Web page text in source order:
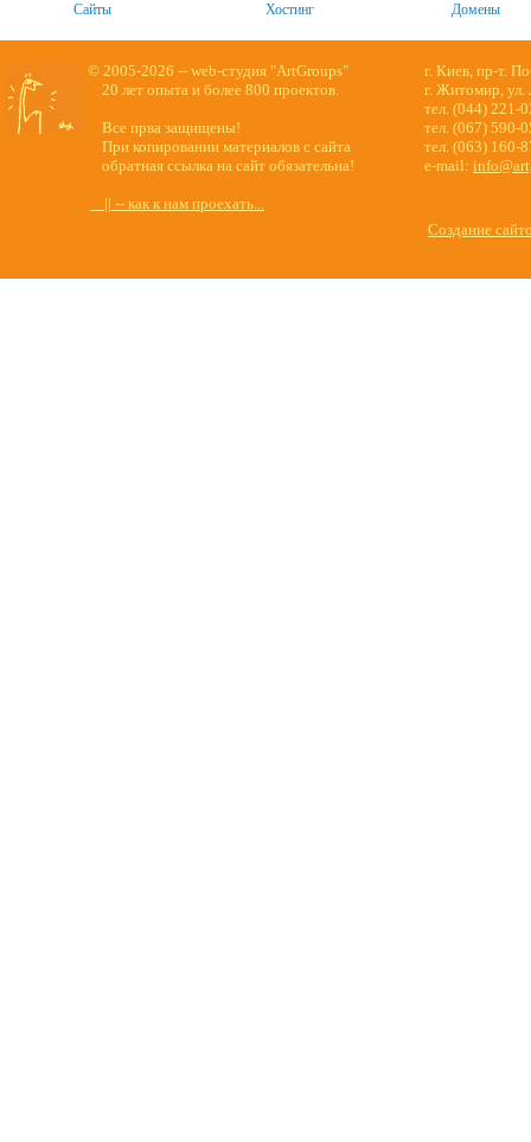
Сайты Хостинг Домены
© 2005-2026 -- web-студия "ArtGroups"
20 лет опыта и более 800 проектов.
Все прва защищены!
При копировании материалов с сайта
обратная ссылка на сайт обязательна!
|| -- как к нам проехать...
г. Киев, пр-т.
г. Житомир, ул.
тел. (044) 221-
тел. (067) 590-
тел. (063) 160-
e-mail:
Создание